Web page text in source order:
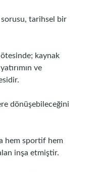
sorusu, tarihsel bir
kaynak
ve
dönüşebileceğini
hem sportif hem
inşa etmiştir.